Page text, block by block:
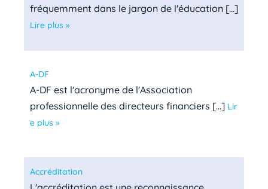
fréquemment dans le jargon de l'éducation [...]
Lire plus »
A-DF
A-DF est l'acronyme de l'Association
professionnelle des directeurs financiers [...] Lir
e plus »
Accréditation